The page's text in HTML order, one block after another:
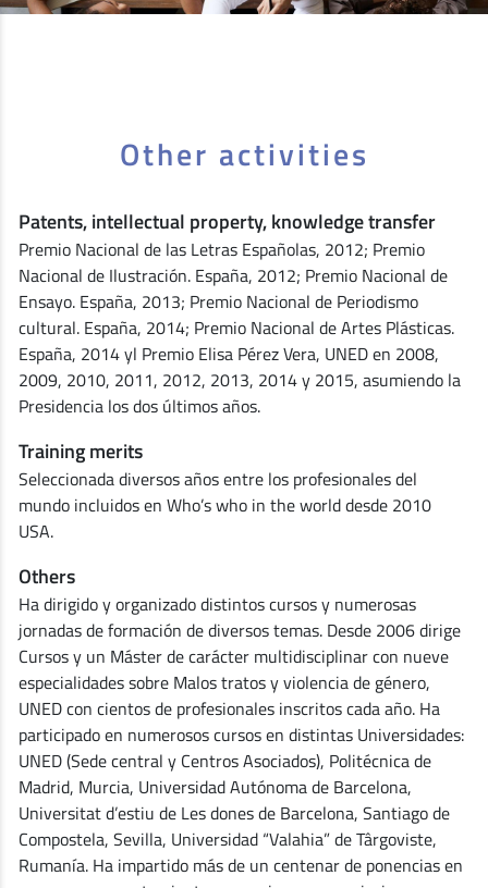
Other activities
Patents, intellectual property, knowledge transfer
Premio Nacional de las Letras Españolas, 2012; Premio
Nacional de Ilustración. España, 2012; Premio Nacional de
Ensayo. España, 2013; Premio Nacional de Periodismo
cultural. España, 2014; Premio Nacional de Artes Plásticas.
España, 2014 yl Premio Elisa Pérez Vera, UNED en 2008,
2009, 2010, 2011, 2012, 2013, 2014 y 2015, asumiendo la
Presidencia los dos últimos años.
Training merits
Seleccionada diversos años entre los profesionales del
mundo incluidos en Who’s who in the world desde 2010
USA.
Others
Ha dirigido y organizado distintos cursos y numerosas
jornadas de formación de diversos temas. Desde 2006 dirige
Cursos y un Máster de carácter multidisciplinar con nueve
especialidades sobre Malos tratos y violencia de género,
UNED con cientos de profesionales inscritos cada año. Ha
participado en numerosos cursos en distintas Universidades:
UNED (Sede central y Centros Asociados), Politécnica de
Madrid, Murcia, Universidad Autónoma de Barcelona,
Universitat d’estiu de Les dones de Barcelona, Santiago de
Compostela, Sevilla, Universidad “Valahia” de Târgoviste,
Rumanía. Ha impartido más de un centenar de ponencias en